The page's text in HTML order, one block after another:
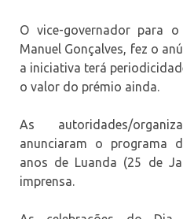
O vice-governador para
Manuel Gonçalves, fez o
a iniciativa terá
o valor do prémio ainda.
As autoridades/
anunciaram o programa
anos de Luanda (25 de
imprensa.